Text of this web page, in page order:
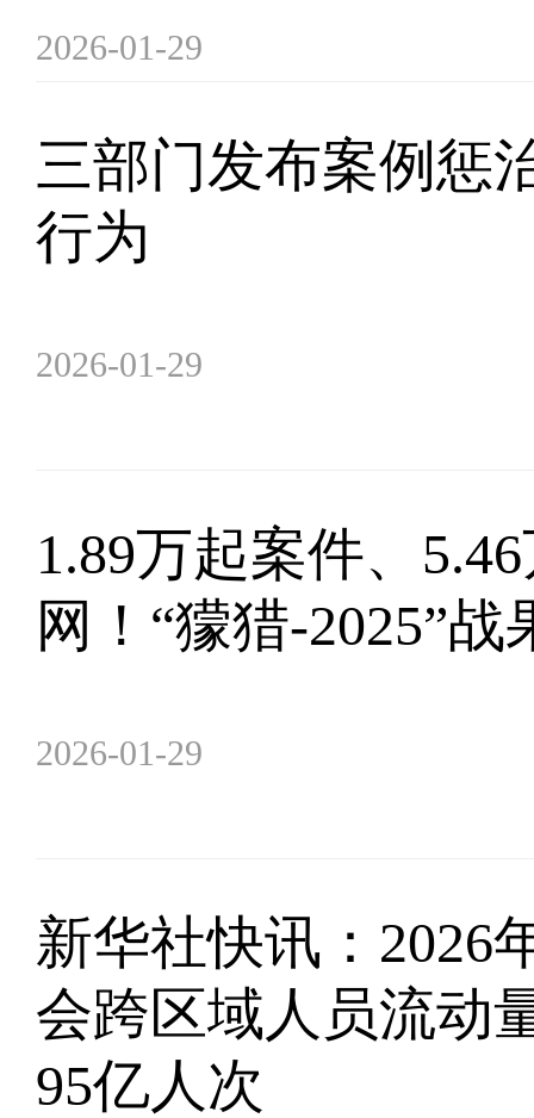
2026-01-29
三部门发布案例惩
行为
2026-01-29
1.89万起案件、
网！“獴猎-2025”战
2026-01-29
新华社快讯：2026
会跨区域人员流动
95亿人次